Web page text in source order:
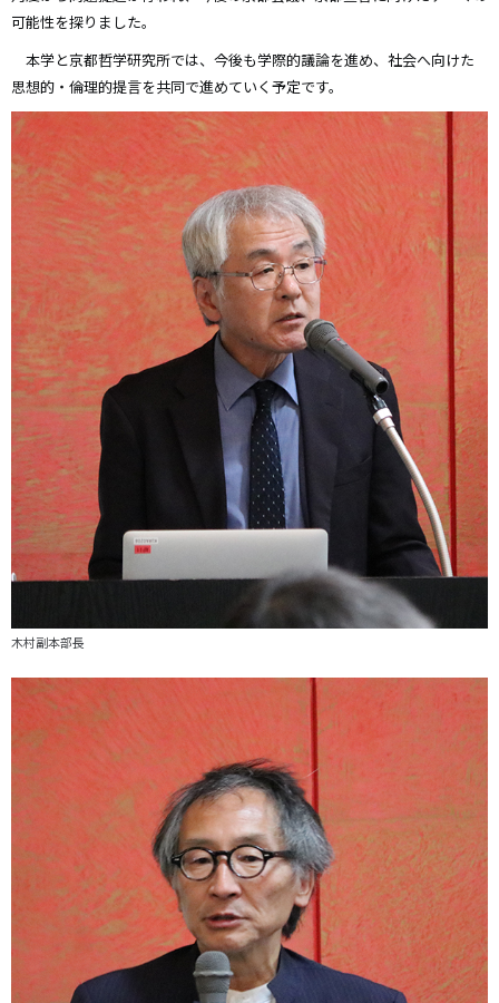
可能性を探りました。
本学と京都哲学研究所では、今後も学際的議論を進め、社会へ向けた
思想的・倫理的提言を共同で進めていく予定です。
木村副本部長